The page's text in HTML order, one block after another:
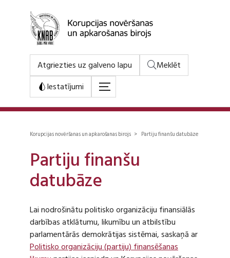
Atgriezties uz galveno lapu
Meklēt
Iestatījumi
Korupcijas novēršanas un apkarošanas birojs > Partiju finanšu datubāze
Partiju finanšu
datubāze
Lai nodrošinātu politisko organizāciju finansiālās
darbības atklātumu, likumību un atbilstību
parlamentārās demokrātijas sistēmai, saskaņā ar
Politisko organizāciju (partiju) finansēšanas